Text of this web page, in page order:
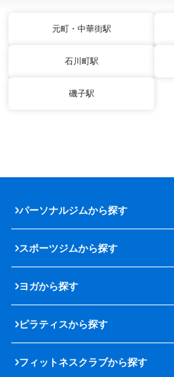
元町・中華街駅
石川町駅
磯子駅
パーソナルジムから探す
スポーツジムから探す
ヨガから探す
ピラティスから探す
フィットネスクラブから探す